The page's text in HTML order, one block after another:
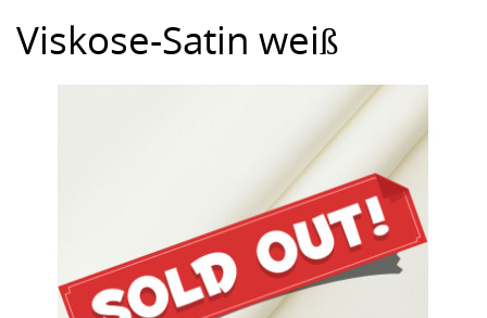
Viskose-Satin weiß